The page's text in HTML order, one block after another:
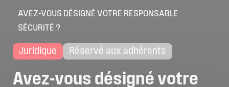
AVEZ-VOUS DÉSIGNÉ VOTRE RESPONSABLE
SÉCURITÉ ?
Juridique Réservé aux adhérents
Avez-vous désignévotre